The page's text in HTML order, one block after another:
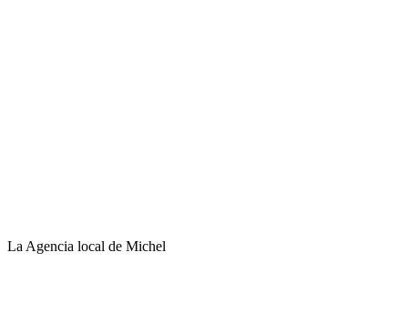
La Agencia local de Michel